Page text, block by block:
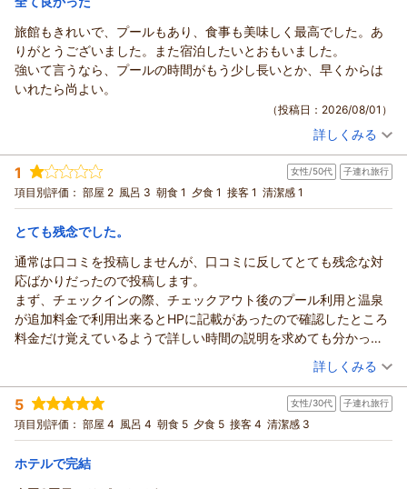
旅館もきれいで、プールもあり、食事も美味しく最高でした。あ
りがとうございました。また宿泊したいとおもいました。
強いて言うなら、プールの時間がもう少し長いとか、早くからは
いれたら尚よい。
（投稿日：2026/08/01）
投稿者： ひらのさん(女性/40代)
宿泊プラン： 【じゃらんスペシャルウィーク】＜ビュッフェ＞メディアで話
題の「川久ミュージアム」入館チケット付き
ツイン 朝・夕
宿泊価格帯： 21,001～22,000円(大人一人あたり/税込)
詳しくみる
1 女性/50代 子連れ旅行
項目別評価： 部屋 2 風呂 3 朝食 1 夕食 1 接客 1 清潔感 1
とても残念でした。
通常は口コミを投稿しませんが、口コミに反してとても残念な対
応ばかりだったので投稿します。
まず、チェックインの際、チェックアウト後のプール利用と温泉
が追加料金で利用出来るとHPに記載があったので確認したところ
料金だけ覚えているようで詳しい時間の説明を求めても分かって
その後、部屋入り、部屋は古いが掃除は綺麗にされていると口コ
ミで読んでいたので今回安心して予約しましたが、洗面台にちぢ
れた太い毛が見える箇所に残っており、まだ残念な気分。
極め付けは、夕食時に渡り廊下の先の遠いテーブル席に案内さ
すると嫌そうに断られました。
（投稿日：2026/07/31）
宿泊時期： 2026年07月宿泊 (子連れ旅行)
投稿者： araさん(女性/50代)
宿泊プラン： ＜ビュッフェ＞夕食17：00スタートでお得！室数限定＆お日に
ち限定☆潮風香る南紀の旅♪
ツイン 朝・夕
宿泊価格帯： 17,001～18,000円(大人一人あたり/税込)
詳しくみる
5 女性/30代 子連れ旅行
項目別評価： 部屋 4 風呂 4 朝食 5 夕食 5 接客 4 清潔感 3
ホテルで完結